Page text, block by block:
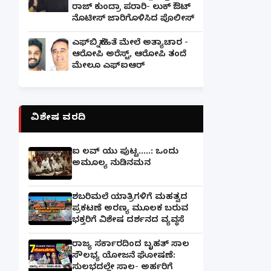
ರಾಜ್ ಕುಂದ್ರಾ ಪರಾರಿ- ಲುಕ್ ಔಟ್
ನೊಟೀಸ್ ಜಾರಿಗೊಳಿಸಿದ ಪೊಲೀಸ್
ಎಫ್‌ಬಿ ಸ್ನೇಹಿತೆ ಮೇಲೆ ಅತ್ಯಾಚಾರ -
ಆರೋಪಿ ಅರೆಸ್ಟ್, ಆರೋಪಿ ತಂದೆ
ಮೇಲೂ ಎಫ್ಐಆರ್
ವಿಶೇಷ ವರದಿ
ಐ ಲವ್ ಯು ಪುಟ್ಟ.....: ಒಂದು
ಅಮೂಲ್ಯ ನುಡಿನಮನ
ಶಬರಿಮಲೆ ಯಾತ್ರಿಗಳಿಗೆ ಮಹತ್ವದ
ಪ್ರಕಟಣೆ ಅರಣ್ಯ ಮೂಲಕ ಬರುವ
ಭಕ್ತರಿಗೆ ವಿಶೇಷ ದರ್ಶನದ ವ್ಯವಸ್ಥೆ
ರಾಜ್ಯ ಸರ್ಕಾರದಿಂದ ಬೃಹತ್ ಸಾಲ
ಸೌಲಭ್ಯ ಯೋಜನೆ ಘೋಷಣೆ:
ಸುಲಭದಲ್ಲೇ ಸಾಲ- ಅರ್ಹರಿಗೆ